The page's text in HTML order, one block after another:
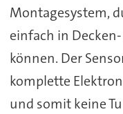
Montagesystem,
einfach in
können. Der
komplette
und somit keine